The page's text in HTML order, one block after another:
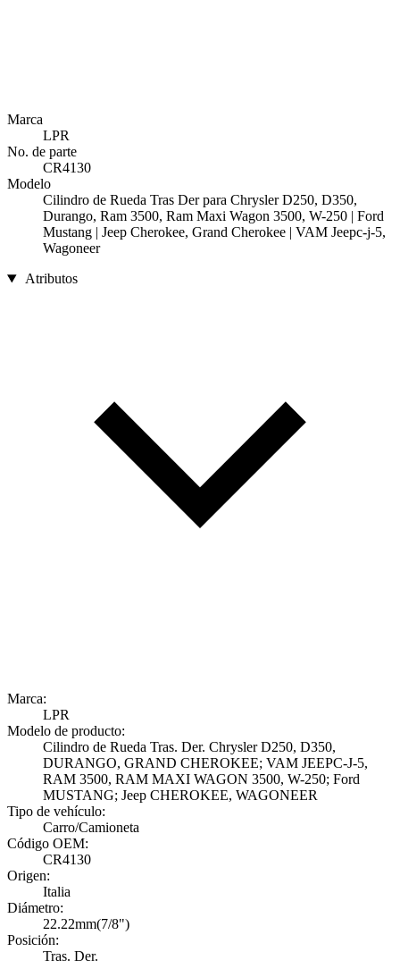
Marca
LPR
No. de parte
CR4130
Modelo
Cilindro de Rueda Tras Der para Chrysler D250, D350,
Durango, Ram 3500, Ram Maxi Wagon 3500, W-250 | Ford
Mustang | Jeep Cherokee, Grand Cherokee | VAM Jeepc-j-5,
Wagoneer
Atributos
Marca:
LPR
Modelo de producto:
Cilindro de Rueda Tras. Der. Chrysler D250, D350,
DURANGO, GRAND CHEROKEE; VAM JEEPC-J-5,
RAM 3500, RAM MAXI WAGON 3500, W-250; Ford
MUSTANG; Jeep CHEROKEE, WAGONEER
Tipo de vehículo:
Carro/Camioneta
Código OEM:
CR4130
Origen:
Italia
Diámetro:
22.22mm(7/8")
Posición:
Tras. Der.